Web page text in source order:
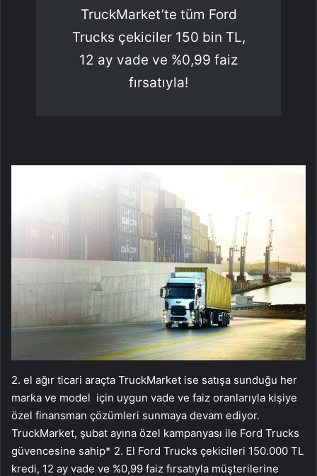
TruckMarket’te tüm Ford
Trucks çekiciler 150 bin TL,
12 ay vade ve %0,99 faiz
fırsatıyla!
2. el ağır ticari araçta TruckMarket ise satışa sunduğu her
marka ve model için uygun vade ve faiz oranlarıyla kişiye
özel finansman çözümleri sunmaya devam ediyor.
TruckMarket, şubat ayına özel kampanyası ile Ford Trucks
güvencesine sahip* 2. El Ford Trucks çekicileri 150.000 TL
kredi, 12 ay vade ve %0,99 faiz fırsatıyla müşterilerine